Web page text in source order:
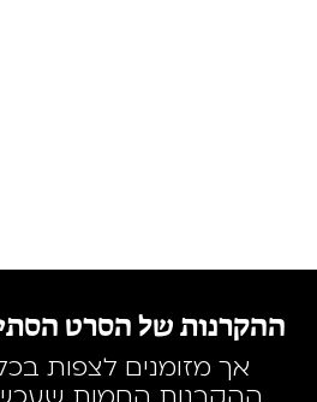
ההקרנות של הסרט
אך מזומנים לצפות